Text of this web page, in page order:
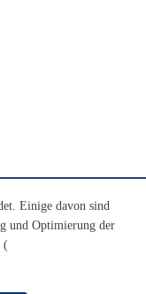
Einige davon sind
und Optimierung der
(